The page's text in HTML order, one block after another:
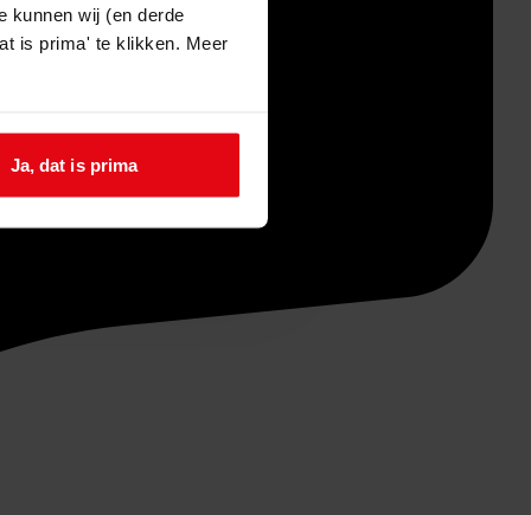
kunnen wij (en derde
is prima' te klikken. Meer
Ja, dat is prima